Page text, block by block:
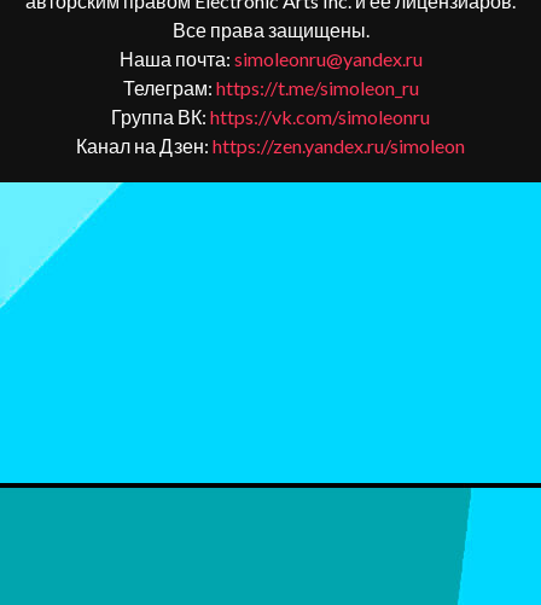
Все права защищены.
Наша почта: simoleonru@yandex.ru
Телеграм: https://t.me/simoleon_ru
Группа ВК: https://vk.com/simoleonru
Канал на Дзен: https://zen.yandex.ru/simoleon